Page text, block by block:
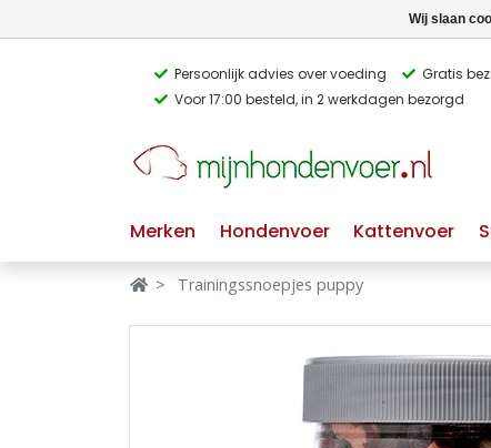
Persoonlijk advies over voeding
Gratis
Voor 17:00 besteld, in 2 werkdagen bezorgd
Merken Hondenvoer Kattenvoer
Verbergen
Hondenvoer
Waar ben je naar op zoek?
graanvrij hondenvoer
Trainingssnoepjes puppy
Wij slaan